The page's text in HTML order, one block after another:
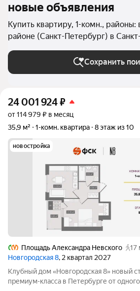
новые объявления
Купить квартиру, 1-комн., районы:
районе (Санкт-Петербург) в
Сохранить
24 001 924₽
от 114 979 ₽ в месяц
35,9 м²
1-комн. квартира 8 этаж из 10
новостройка
Площадь Александра Невского
17
Новгородская 8, 2 квартал 2027
Клубный дом «Новгородская 8» новый статусный проект
премиум-класса в Петербурге от